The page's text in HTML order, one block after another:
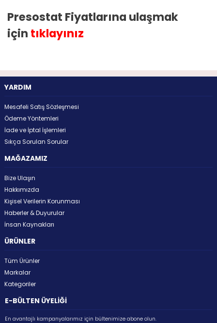
Presostat Fiyatlarına ulaşmak
için tıklayınız
YARDIM
Mesafeli Satış Sözleşmesi
Ödeme Yöntemleri
İade ve İptal İşlemleri
Sıkça Sorulan Sorular
MAĞAZAMIZ
Bize Ulaşın
Hakkımızda
Kişisel Verilerin Korunması
Haberler & Duyurular
İnsan Kaynakları
ÜRÜNLER
Tüm Ürünler
Markalar
Kategoriler
E-BÜLTEN ÜYELİĞİ
En avantajlı kampanyalarımız için bültenimize abone olun.